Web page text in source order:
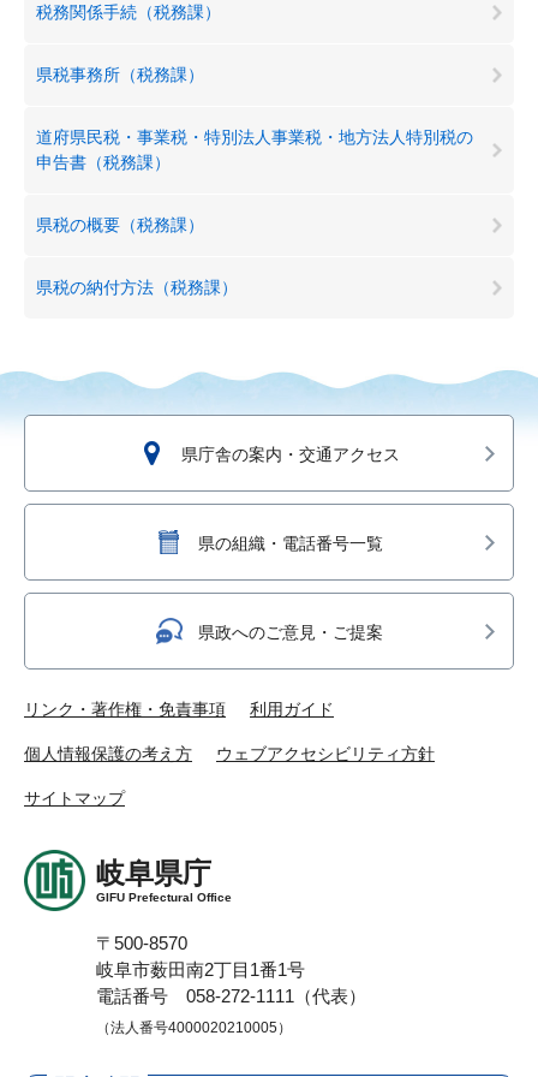
税務関係手続（税務課）
県税事務所（税務課）
道府県民税・事業税・特別法人事業税・地方法人特別税の
申告書（税務課）
県税の概要（税務課）
県税の納付方法（税務課）
県庁舎の案内・交通アクセス
県の組織・電話番号一覧
県政へのご意見・ご提案
リンク・著作権・免責事項 利用ガイド
個人情報保護の考え方 ウェブアクセシビリティ方針
サイトマップ
岐阜県庁
GIFU Prefectural Office
〒500-8570
岐阜市薮田南2丁目1番1号
電話番号 058-272-1111（代表）
（法人番号4000020210005）